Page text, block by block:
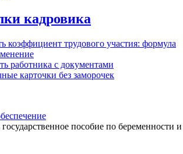
кадровика
коэффициент трудового участия: формула
работника с документами
карточки без заморочек
пособие по беременности и